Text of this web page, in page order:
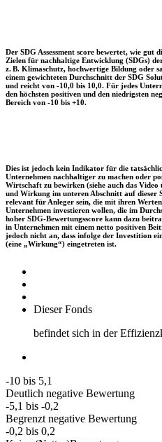
Der SDG Assessment score bewertet, wie gut
Zielen für nachhaltige Entwicklung (SDGs)
z. B. Klimaschutz, hochwertige Bildung oder
einem gewichteten Durchschnitt der SDG
und reicht von -10,0 bis 10,0. Für jedes
den höchsten positiven und den niedrigsten
Bereich von -10 bis +10.
Dies ist jedoch kein Indikator für die
Unternehmen nachhaltiger zu machen oder
Wirtschaft zu bewirken (siehe auch das Video
und Wirkung im unteren Abschnitt auf dieser
relevant für Anleger sein, die mit ihren
Unternehmen investieren wollen, die im
hoher SDG-Bewertungsscore kann dazu
in Unternehmen mit einem netto positiven
jedoch nicht an, dass infolge der Investition
(eine „Wirkung“) eingetreten ist.
Dieser Fonds
befindet sich in der
-10 bis 5,1
Deutlich negative Bewertung
-5,1 bis -0,2
Begrenzt negative Bewertung
-0,2 bis 0,2